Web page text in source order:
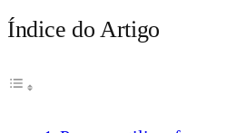
Índice do Artigo